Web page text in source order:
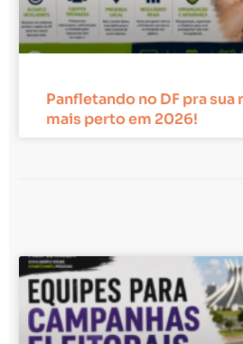
Panfletando no DF pra sua
mais perto em 2026!